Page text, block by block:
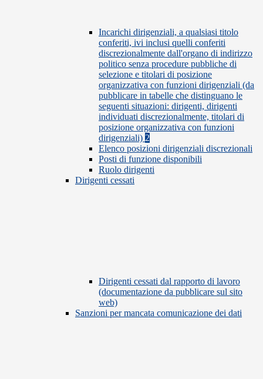
Incarichi dirigenziali, a qualsiasi titolo
conferiti, ivi inclusi quelli conferiti
discrezionalmente dall'organo di indirizzo
politico senza procedure pubbliche di
selezione e titolari di posizione
organizzativa con funzioni dirigenziali (da
pubblicare in tabelle che distinguano le
seguenti situazioni: dirigenti, dirigenti
individuati discrezionalmente, titolari di
posizione organizzativa con funzioni
dirigenziali) 2
Elenco posizioni dirigenziali discrezionali
Posti di funzione disponibili
Ruolo dirigenti
Dirigenti cessati
Dirigenti cessati dal rapporto di lavoro
(documentazione da pubblicare sul sito
web)
Sanzioni per mancata comunicazione dei dati